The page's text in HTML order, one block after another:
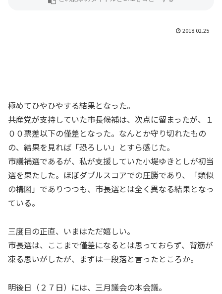
2018.02.25
極めてひやひやする結果となった。
共産党が支持していた市長候補は、次点に留まったが、１
００票差以下の僅差となった。なんとか守り切れたもの
の、結果を見れば「恐ろしい」とすら感じた。
市議補選であるが、私が支援していた小堤ゆきとしが初当
選を果たした。ほぼダブルスコアでの圧勝であり、「類似
の構図」でありつつも、市長選とは全く異なる結果となっ
ている。
三度目の正直、いまはただ嬉しい。
市長選は、ここまで僅差になるとは思っておらず、背筋が
凍る思いがしたが、まずは一段落と言ったところか。
明後日（２７日）には、三月議会の本会議。